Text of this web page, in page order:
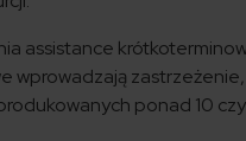
assistance
ponad 10